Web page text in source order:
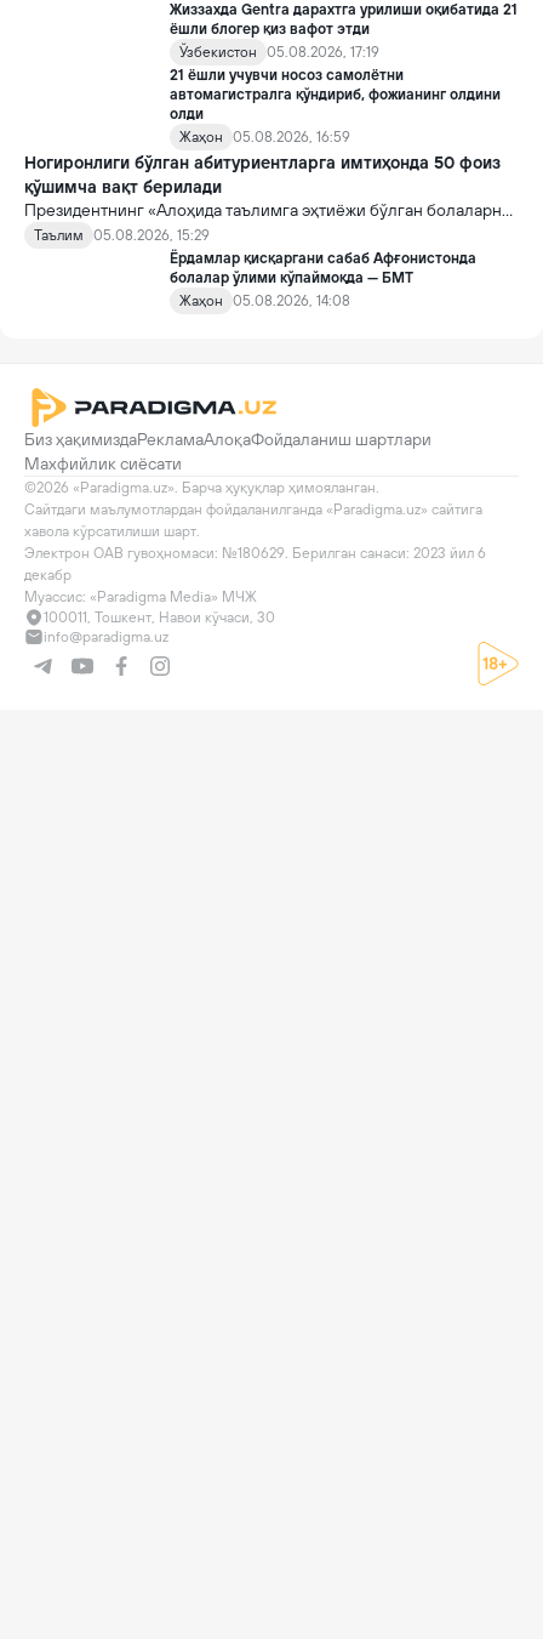
Жиззахда Gentra дарахтга урилиши оқибатида 21
ёшли блогер қиз вафот этди
Ўзбекистон
05.08.2026, 17:19
21 ёшли учувчи носоз самолётни
автомагистралга қўндириб, фожианинг олдини
олди
Жаҳон
05.08.2026, 16:59
Ногиронлиги бўлган абитуриентларга имтиҳонда 50 фоиз
қўшимча вақт берилади
Президентнинг «Алоҳида таълимга эҳтиёжи бўлган болаларни
таълим ва ижтимоий хизматлар билан қамраб олиш тизимини
такомиллаштириш бўйича қўшимча чора-тадбирлар
тўғрисида»ги қарори билан инклюзив таълим соҳасида қатор
янги механизмлар жорий этилади.
Таълим
05.08.2026, 15:29
Ёрдамлар қисқаргани сабаб Афғонистонда
болалар ўлими кўпаймоқда — БМТ
Жаҳон
05.08.2026, 14:08
Биз ҳақимиздаРекламаАлоқаФойдаланиш шартлари
Махфийлик сиёсати
©2026 «Paradigma.uz». Барча ҳуқуқлар ҳимояланган.
Сайтдаги маълумотлардан фойдаланилганда «Paradigma.uz» сайтига
хавола кўрсатилиши шарт.
Электрон ОАВ гувоҳномаси: №180629. Берилган санаси: 2023 йил 6
декабр
Муассис: «Paradigma Media» МЧЖ
100011, Тошкент, Навои кўчаси, 30
info@paradigma.uz